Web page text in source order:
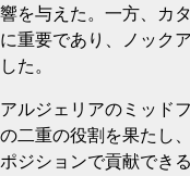
響を与えた。一方、カ
に重要であり、ノック
した。
アルジェリアのミッド
の二重の役割を果たし
ポジションで貢献でき